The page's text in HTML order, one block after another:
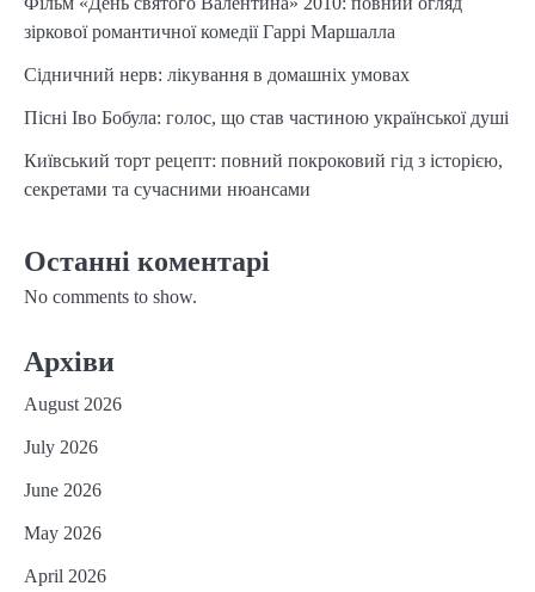
зіркової романтичної комедії Гаррі Маршалла
Сідничний нерв: лікування в домашніх умовах
Пісні Іво Бобула: голос, що став частиною української душі
Київський торт рецепт: повний покроковий гід з історією,
секретами та сучасними нюансами
Останні коментарі
No comments to show.
Архіви
August 2026
July 2026
June 2026
May 2026
April 2026